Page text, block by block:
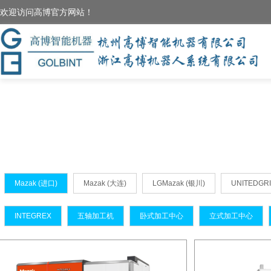
欢迎访问高博官方网站！
Mazak (进口) Mazak (大连) LGMazak (银川)
INTEGREX 五轴加工机 卧式加工中心 立式加工中心